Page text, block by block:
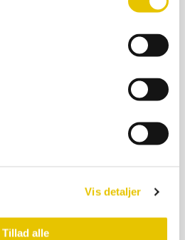
Vis detaljer
Tillad alle
DETALJER